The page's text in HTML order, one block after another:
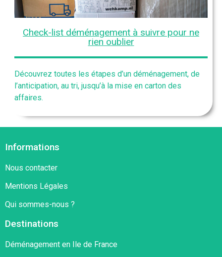
Check-list déménagement à suivre pour ne
rien oublier​​
Découvrez toutes les étapes d’un déménagement, de
l’anticipation, au tri, jusqu’à la mise en carton des
affaires.
Informations
Nous contacter
Mentions Légales
Qui sommes-nous ?
Destinations
Déménagement en Ile de France